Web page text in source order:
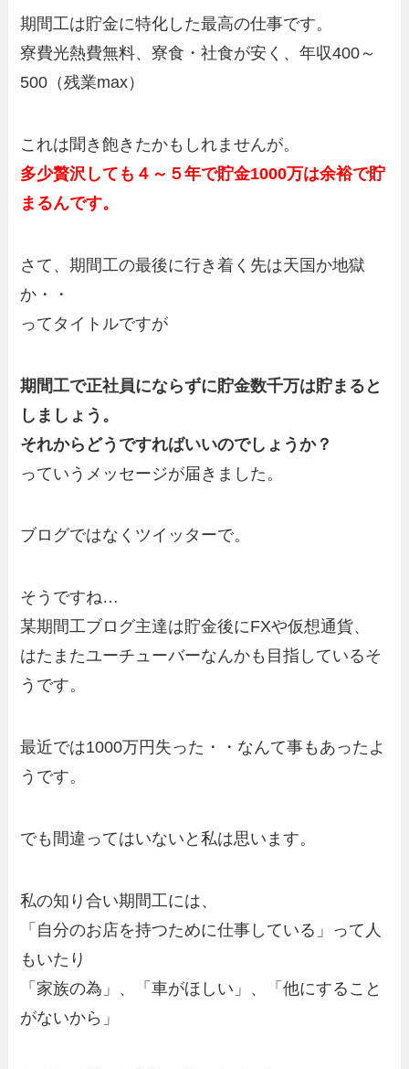
期間工は貯金に特化した最高の仕事です。
寮費光熱費無料、寮食・社食が安く、年収400～
500（残業max）
これは聞き飽きたかもしれませんが。
多少贅沢しても４～５年で貯金1000万は余裕で貯
まるんです。
さて、期間工の最後に行き着く先は天国か地獄
か・・
ってタイトルですが
期間工で正社員にならずに貯金数千万は貯まると
しましょう。
それからどうですればいいのでしょうか？
っていうメッセージが届きました。
ブログではなくツイッターで。
そうですね…
某期間工ブログ主達は貯金後にFXや仮想通貨、
はたまたユーチューバーなんかも目指しているそ
うです。
最近では1000万円失った・・なんて事もあったよ
うです。
でも間違ってはいないと私は思います。
私の知り合い期間工には、
「自分のお店を持つために仕事している」って人
もいたり
「家族の為」、「車がほしい」、「他にすること
がないから」